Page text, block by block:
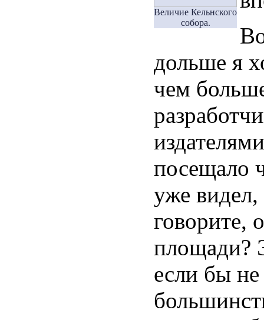
Величие Кельнского
собора.
дольше я
чем
посещало
уже
говорите,
площади?
если бы